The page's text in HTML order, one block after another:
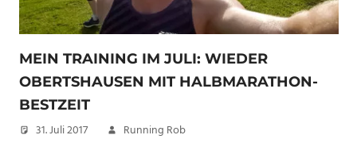
MEIN TRAINING IM JULI: WIEDER
OBERTSHAUSEN MIT HALBMARATHON-
BESTZEIT
31. Juli 2017 Running Rob